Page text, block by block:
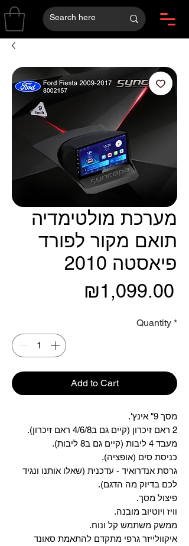
מערכת מולטימדיה
תואם מקור לפורד
פיאסטה 2010
₪1,099.00
Quantity *
Add to Cart
מסך 9" אינץ'.
2 ראם זיכרון (קיים גם ב4/6/8 ראם זיכרון).
מעבד 4 ליבות (קיים גם ב8 ליבות).
כניסת סים (אופציה).
גרסת אנדרואיד - עדכנית (שאלו אותנו ונגיד
לכם בדיוק מה הדגם).
פיצול מסך.
וויז ויוטיוב מובנה.
ממשק משתמש קל ונוח.
איקוולייזר גרפי מתקדם להתאמת סאונד